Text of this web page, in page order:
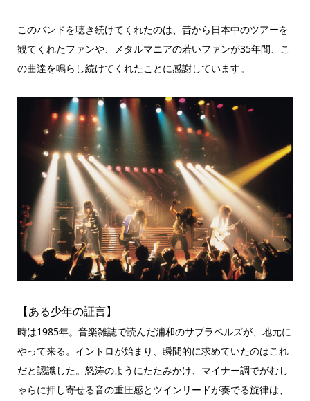
このバンドを聴き続けてくれたのは、昔から日本中のツアーを
観てくれたファンや、メタルマニアの若いファンが35年間、こ
の曲達を鳴らし続けてくれたことに感謝しています。
【ある少年の証言】
時は1985年。音楽雑誌で読んだ浦和のサブラベルズが、地元に
やって来る。イントロが始まり、瞬間的に求めていたのはこれ
だと認識した。怒涛のようにたたみかけ、マイナー調でがむし
ゃらに押し寄せる音の重圧感とツインリードが奏でる旋律は、